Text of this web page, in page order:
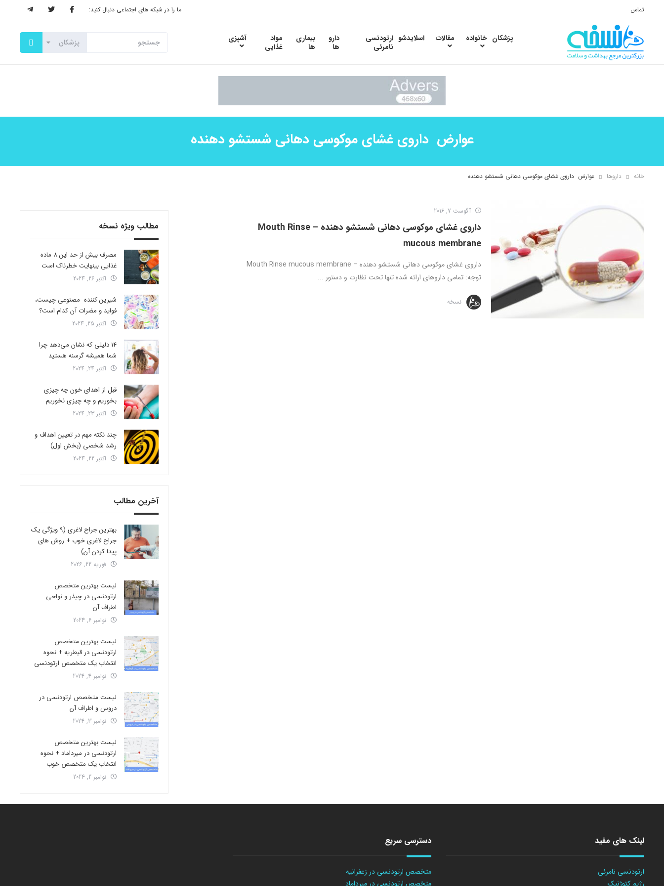
تماس ما را در شبکه های اجتماعی دنبال کنید:
پزشکان خانواده مقالات اسلایدشو ارتودنسی
نامرئی
دارو
ها
بیماری
ها
مواد
غذایی
آشپزی
عوارض داروی غشای موکوسی دهانی شستشو دهنده
خانه داروها عوارض داروی غشای موکوسی دهانی شستشو دهنده
آگوست 7, 2016
داروی غشای موکوسی دهانی شستشو دهنده – Mouth Rinse
mucous membrane
داروی غشای موکوسی دهانی شستشو دهنده – Mouth Rinse mucous membrane
توجه: تمامی داروهای ارائه شده تنها تحت نظارت و دستور ...
نسخه
مطالب ویژه نسخه
مصرف بیش از حد این 8 ماده
غذایی بینهایت خطرناک است
اکتبر 26, 2024
شیرین کننده مصنوعی چیست،
فواید و مضرات آن کدام است؟
اکتبر 25, 2024
14 دلیلی که نشان می‌دهد چرا
شما همیشه گرسنه هستید
اکتبر 24, 2024
قبل از اهدای خون چه چیزی
بخوریم و چه چیزی نخوریم
اکتبر 23, 2024
چند نکته مهم در تعیین اهداف و
رشد شخصی (بخش اول)
اکتبر 22, 2024
آخرین مطالب
بهترین جراح لاغری (9 ویژگی یک
جراح لاغری خوب + روش های
پیدا کردن آن)
فوریه 22, 2026
لیست بهترین متخصص
ارتودنسی در چیذر و نواحی
اطراف آن
نوامبر 6, 2024
لیست بهترین متخصص
ارتودنسی در قیطریه + نحوه
انتخاب یک متخصص ارتودنسی
نوامبر 4, 2024
لیست متخصص ارتودنسی در
دروس و اطراف آن
نوامبر 3, 2024
لیست بهترین متخصص
ارتودنسی در میرداماد + نحوه
انتخاب یک متخصص خوب
نوامبر 2, 2024
لینک های مفید
ارتودنسی نامرئی
رژیم کتوژنیک
دسترسی سریع
متخصص ارتودنسی در زعفرانیه
متخصص ارتودنسی در میرداماد